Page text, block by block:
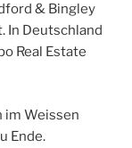
& Bingley
In Deutschland
Real Estate
im Weissen
Ende.